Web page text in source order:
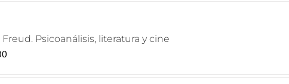
Psicoanálisis, literatura y cine